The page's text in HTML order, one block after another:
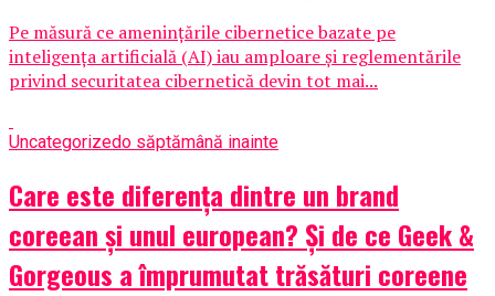
Pe măsură ce amenințările cibernetice bazate pe
inteligența artificială (AI) iau amploare și reglementările
privind securitatea cibernetică devin tot mai...
Uncategorizedo săptămână inainte
Care este diferența dintre un brand
coreean și unul european? Și de ce Geek &
Gorgeous a împrumutat trăsături coreene